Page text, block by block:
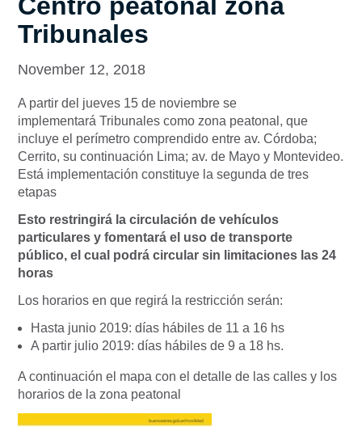
Tribunales
November 12, 2018
A partir del jueves 15 de noviembre se
implementará Tribunales como zona peatonal, que
incluye el perímetro comprendido entre av. Córdoba;
Cerrito, su continuación Lima; av. de Mayo y Montevideo.
Está implementación constituye la segunda de tres
etapas
Esto restringirá la circulación de vehículos
particulares y fomentará el uso de transporte
público, el cual podrá circular sin limitaciones las 24
horas
Los horarios en que regirá la restricción serán:
Hasta junio 2019: días hábiles de 11 a 16 hs
A partir julio 2019: días hábiles de 9 a 18 hs.
A continuación el mapa con el detalle de las calles y los
horarios de la zona peatonal